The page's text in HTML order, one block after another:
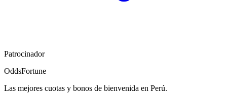
Patrocinador
OddsFortune
Las mejores cuotas y bonos de bienvenida en Perú.